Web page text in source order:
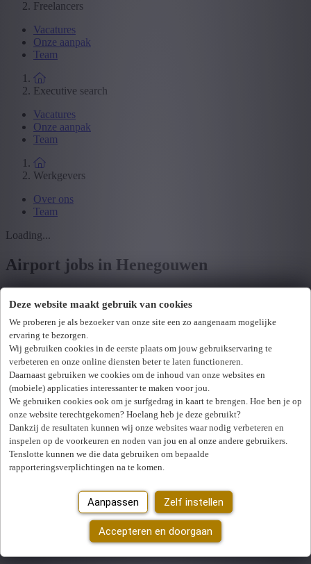
Deze website maakt gebruik van cookies
We proberen je als bezoeker van onze site een zo aangenaam mogelijke
ervaring te bezorgen.
Wij gebruiken cookies in de eerste plaats om jouw gebruikservaring te
verbeteren en onze online diensten beter te laten functioneren.
Daarnaast gebruiken we cookies om de inhoud van onze websites en
(mobiele) applicaties interessanter te maken voor jou.
We gebruiken cookies ook om je surfgedrag in kaart te brengen. Hoe ben je op
onze website terechtgekomen? Hoelang heb je deze gebruikt?
Dankzij de resultaten kunnen wij onze websites waar nodig verbeteren en
inspelen op de voorkeuren en noden van jou en al onze andere gebruikers.
Tenslotte kunnen we die data gebruiken om bepaalde
rapporteringsverplichtingen na te komen.
Aanpassen Zelf instellen
Accepteren en doorgaan
Freelancers
Vacatures
Onze aanpak
Team
Executive search
Vacatures
Onze aanpak
Team
Werkgevers
Over ons
Team
Loading...
Airport jobs in Henegouwen
Toon filters
Verfijn zoekresultaat
Zoek op functie, jobtitel, bedrijf,...
Postcode of gemeente
Jobtype
Zoek vacatures
Mijn gekozen filters
Wij hebben0 jobs voor jou gevonden. job voor jou
gevonden
U hebt geen toegang tot deze pagina of bent niet langer aangemeld.
Opnieuw aanmelden.
Er is een fout opgetreden. Gelieve later opnieuw te proberen.